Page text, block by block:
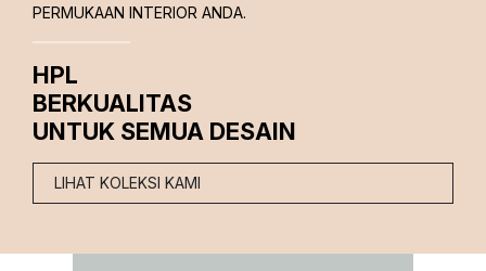
KETAHANAN DAN
KEANGGUNAN
LIHAT SEKARANG